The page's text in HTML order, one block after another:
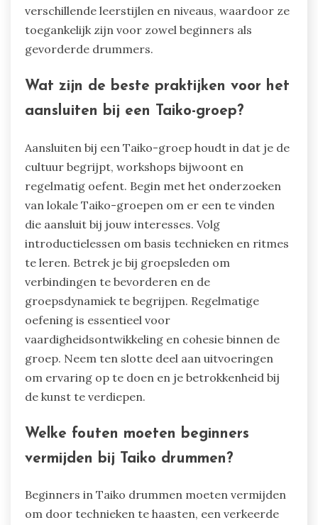
verschillende leerstijlen en niveaus, waardoor ze
toegankelijk zijn voor zowel beginners als
gevorderde drummers.
Wat zijn de beste praktijken voor het
aansluiten bij een Taiko-groep?
Aansluiten bij een Taiko-groep houdt in dat je de
cultuur begrijpt, workshops bijwoont en
regelmatig oefent. Begin met het onderzoeken
van lokale Taiko-groepen om er een te vinden
die aansluit bij jouw interesses. Volg
introductielessen om basis technieken en ritmes
te leren. Betrek je bij groepsleden om
verbindingen te bevorderen en de
groepsdynamiek te begrijpen. Regelmatige
oefening is essentieel voor
vaardigheidsontwikkeling en cohesie binnen de
groep. Neem ten slotte deel aan uitvoeringen
om ervaring op te doen en je betrokkenheid bij
de kunst te verdiepen.
Welke fouten moeten beginners
vermijden bij Taiko drummen?
Beginners in Taiko drummen moeten vermijden
om door technieken te haasten, een verkeerde